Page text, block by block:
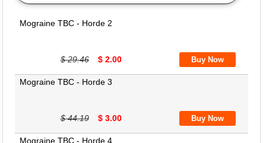
Mograine TBC - Horde 2
$ 29.46 $ 2.00
Mograine TBC - Horde 3
$ 44.19 $ 3.00
Mograine TBC - Horde 4